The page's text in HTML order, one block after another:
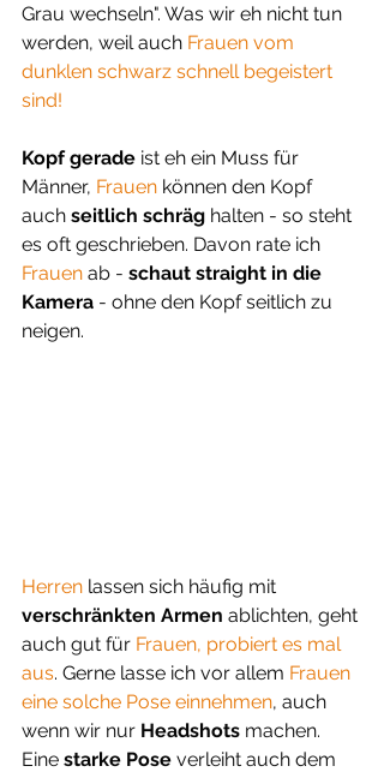
Grau wechseln". Was wir eh nicht tun
werden, weil auch Frauen vom
dunklen schwarz schnell begeistert
sind!
Kopf gerade ist eh ein Muss für
Männer, Frauen können den Kopf
auch seitlich schräg halten - so steht
es oft geschrieben. Davon rate ich
Frauen ab - schaut straight in die
Kamera - ohne den Kopf seitlich zu
neigen.
Herren lassen sich häufig mit
verschränkten Armen ablichten, geht
auch gut für Frauen, probiert es mal
aus. Gerne lasse ich vor allem Frauen
eine solche Pose einnehmen, auch
wenn wir nur Headshots machen.
Eine starke Pose verleiht auch dem